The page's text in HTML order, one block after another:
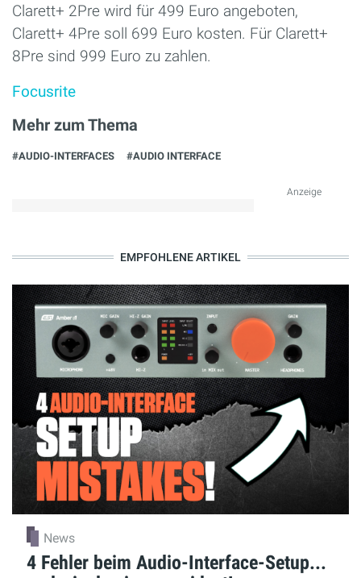
Clarett+ 2Pre wird für 499 Euro angeboten,
Clarett+ 4Pre soll 699 Euro kosten. Für Clarett+
8Pre sind 999 Euro zu zahlen.
Focusrite
Mehr zum Thema
#AUDIO-INTERFACES #AUDIO INTERFACE
Anzeige
EMPFOHLENE ARTIKEL
News
4 Fehler beim Audio-Interface-Setup...